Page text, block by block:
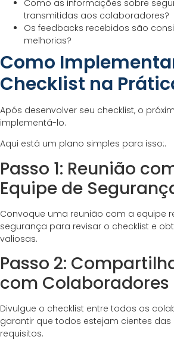
Como as informações sobre
transmitidas aos colaboradores?
Os feedbacks recebidos são
melhorias?
Como
Checklist na
Após desenvolver seu checklist, o
implementá-lo.
Aqui está um plano simples para isso:.
Passo 1: Reunião
Equipe de
Convoque uma reunião com a equipe
segurança para revisar o checklist e
valiosas.
Passo 2:
com Colaboradores
Divulgue o checklist entre todos os
garantir que todos estejam cientes das
requisitos.